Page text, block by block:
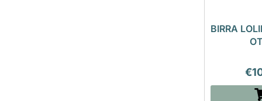
BIRRA
€